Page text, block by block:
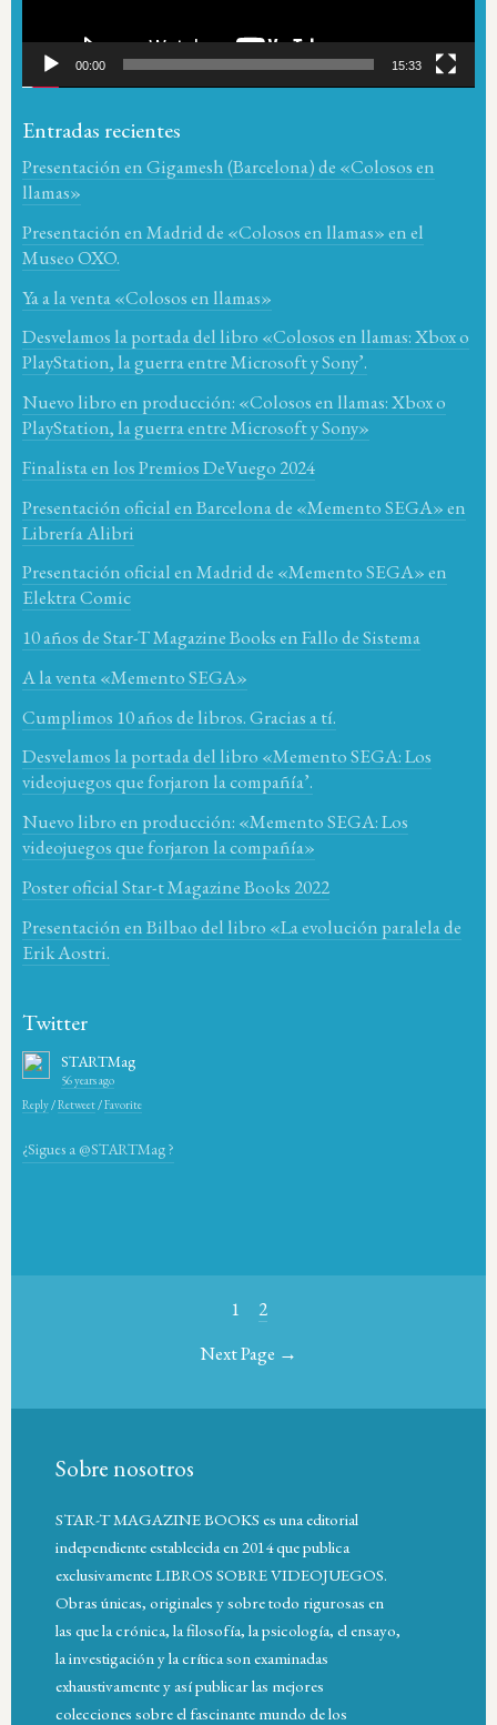
00:00 15:33
Entradas recientes
Presentación en Gigamesh (Barcelona) de «Colosos en
llamas»
Presentación en Madrid de «Colosos en llamas» en el
Museo OXO.
Ya a la venta «Colosos en llamas»
Desvelamos la portada del libro «Colosos en llamas: Xbox o
PlayStation, la guerra entre Microsoft y Sony’.
Nuevo libro en producción: «Colosos en llamas: Xbox o
PlayStation, la guerra entre Microsoft y Sony»
Finalista en los Premios DeVuego 2024
Presentación oficial en Barcelona de «Memento SEGA» en
Librería Alibri
Presentación oficial en Madrid de «Memento SEGA» en
Elektra Comic
10 años de Star-T Magazine Books en Fallo de Sistema
A la venta «Memento SEGA»
Cumplimos 10 años de libros. Gracias a tí.
Desvelamos la portada del libro «Memento SEGA: Los
videojuegos que forjaron la compañía’.
Nuevo libro en producción: «Memento SEGA: Los
videojuegos que forjaron la compañía»
Poster oficial Star-t Magazine Books 2022
Presentación en Bilbao del libro «La evolución paralela de
Erik Aostri.
Twitter
STARTMag
56 years ago
Reply/Retweet/Favorite
¿Sigues a @STARTMag ?
1
2
Next Page →
Sobre nosotros
STAR-T MAGAZINE BOOKS es una editorial
independiente establecida en 2014 que publica
exclusivamente LIBROS SOBRE VIDEOJUEGOS.
Obras únicas, originales y sobre todo rigurosas en
las que la crónica, la filosofía, la psicología, el ensayo,
la investigación y la crítica son examinadas
exhaustivamente y así publicar las mejores
colecciones sobre el fascinante mundo de los